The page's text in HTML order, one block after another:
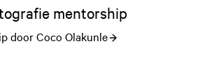
mentorship
door Coco Olakunle